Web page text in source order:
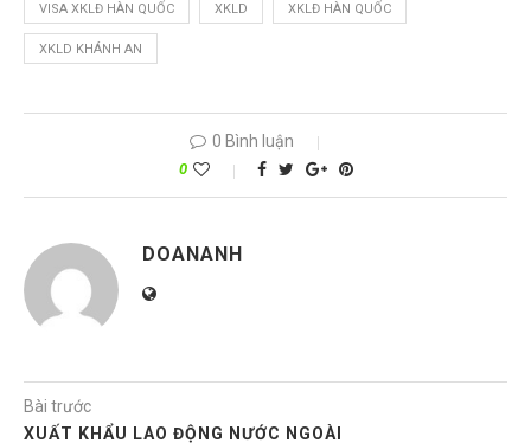
VISA XKLĐ HÀN QUỐC XKLD XKLĐ HÀN QUỐC
XKLD KHÁNH AN
0 Bình luận
0
DOANANH
Bài trước
XUẤT KHẨU LAO ĐỘNG NƯỚC NGOÀI